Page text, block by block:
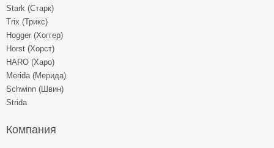
Stark (Старк)
Trix (Трикс)
Hogger (Хоггер)
Horst (Хорст)
HARO (Харо)
Merida (Мерида)
Schwinn (Швин)
Strida
Компания